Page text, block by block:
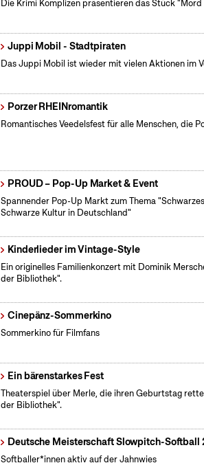
Die Krimi Komplizen präsentieren das Stück
Juppi Mobil - Stadtpiraten
Das Juppi Mobil ist wieder mit vielen Aktionen im
Porzer RHEINromantik
Romantisches Veedelsfest für alle Menschen, die
PROUD – Pop-Up Market & Event
Spannender Pop-Up Markt zum Thema
Schwarze Kultur in Deutschland"
Kinderlieder im Vintage-Style
Ein originelles Familienkonzert mit Dominik
der Bibliothek".
Cinepänz-Sommerkino
Sommerkino für Filmfans
Ein bärenstarkes Fest
Theaterspiel über Merle, die ihren Geburtstag
der Bibliothek".
Deutsche Meisterschaft Slowpitch-Softball
Softballer*innen aktiv auf der Jahnwies